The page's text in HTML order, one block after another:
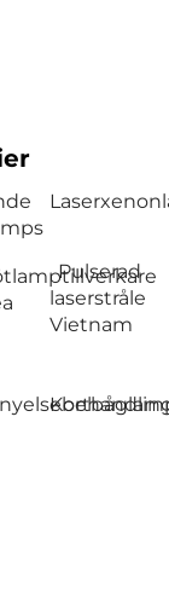
Pulserad
laserstråle
Vietnam